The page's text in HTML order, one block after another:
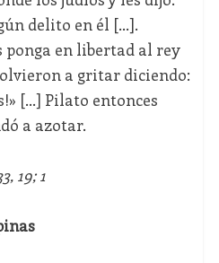
delito en él [...].
ponga en libertad al rey
a gritar diciendo:
[...] Pilato entonces
a azotar.
19; 1